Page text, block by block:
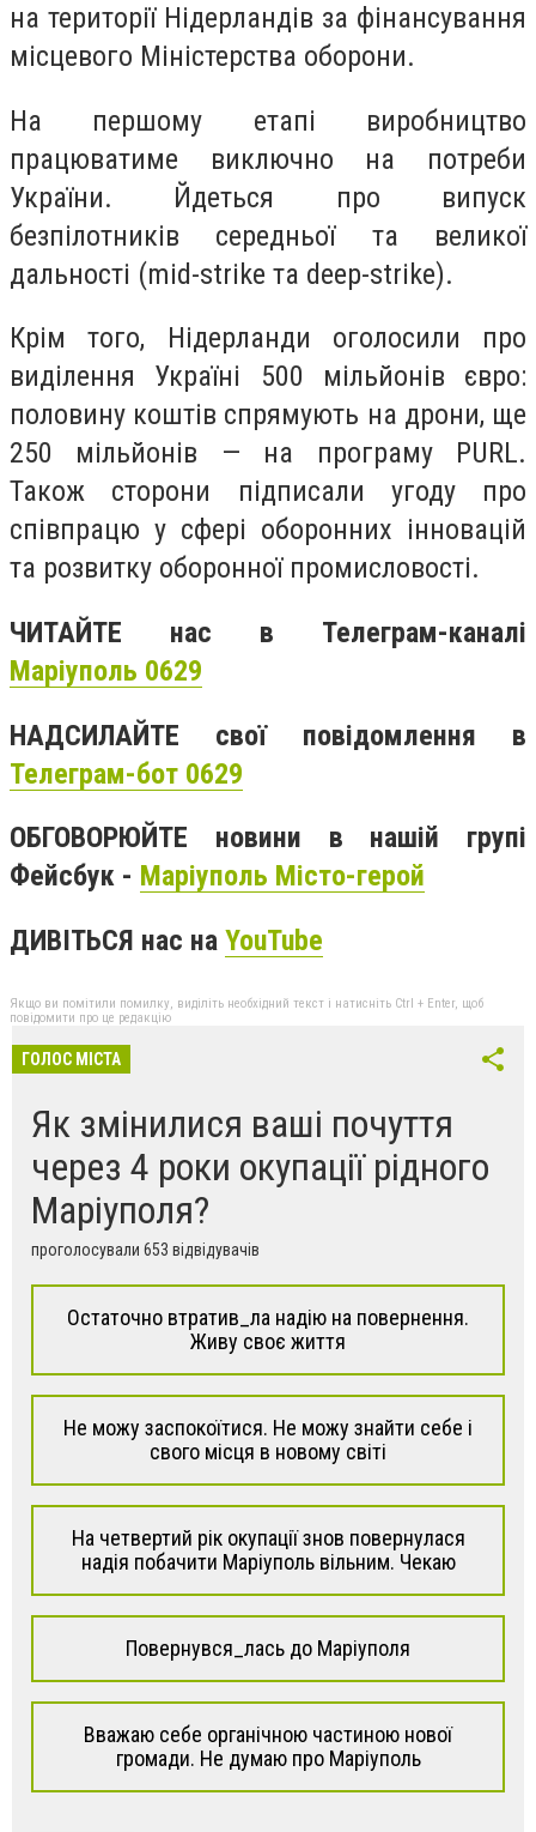
на території Нідерландів за фінансування
місцевого Міністерства оборони.
На першому етапі виробництво
працюватиме виключно на потреби
України. Йдеться про випуск
безпілотників середньої та великої
дальності (mid-strike та deep-strike).
Крім того, Нідерланди оголосили про
виділення Україні 500 мільйонів євро:
половину коштів спрямують на дрони, ще
250 мільйонів — на програму PURL.
Також сторони підписали угоду про
співпрацю у сфері оборонних інновацій
та розвитку оборонної промисловості.
ЧИТАЙТЕ нас в Телеграм-каналі
Маріуполь 0629
НАДСИЛАЙТЕ свої повідомлення в
Телеграм-бот 0629
ОБГОВОРЮЙТЕ новини в нашій групі
Фейсбук - Маріуполь Місто-герой
ДИВІТЬСЯ нас на YouTube
Якщо ви помітили помилку, виділіть необхідний текст і натисніть Ctrl + Enter, щоб
повідомити про це редакцію
ГОЛОС МІСТА
Як змінилися ваші почуття
через 4 роки окупації рідного
Маріуполя?
проголосували 653 відвідувачів
Остаточно втратив_ла надію на повернення.
Живу своє життя
Не можу заспокоїтися. Не можу знайти себе і
свого місця в новому світі
На четвертий рік окупації знов повернулася
надія побачити Маріуполь вільним. Чекаю
Повернувся_лась до Маріуполя
Вважаю себе органічною частиною нової
громади. Не думаю про Маріуполь